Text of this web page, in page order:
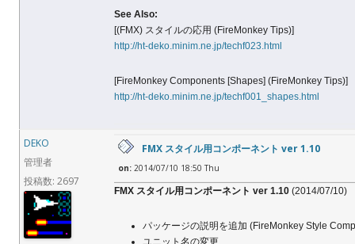
See Also:
[(FMX) スタイルの応用 (FireMonkey Tips)]
http://ht-deko.minim.ne.jp/techf023.html
[FireMonkey Components [Shapes] (FireMonkey Tips)]
http://ht-deko.minim.ne.jp/techf001_shapes.html
DEKO
管理者
投稿数: 2697
FMX スタイル用コンポーネント ver 1.10
on: 2014/07/10 18:50 Thu
FMX スタイル用コンポーネント ver 1.10 (2014/07/10)
パッケージの説明を追加 (FireMonkey Style
ユニット名の変更